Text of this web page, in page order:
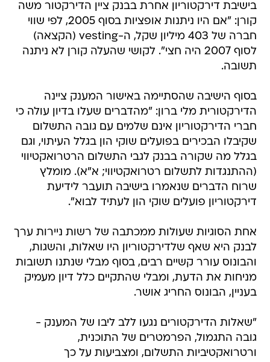
בישיבת דירקטוריון אחרת בבנק ציין הדירקטור משה
קורן: "אם היו ניתנות אופציות בסוף 2005, לפי שווי
חברה של 403 מיליון שקל, ה-vesting (הקצאה)
לסוף 2007 היה חצי". לקושי שהעלה קורן לא ניתנה
תשובה.
בסוף הישיבה שהסתיימה באישור המענק ציינה
הדירקטורית מלי ברון: "מהדברים שעלו בדיון עולה כי
חברי הדירקטוריון אינם שלמים עם גובה התשלום
שקיבלו הבכירים בפועלים שוקי הון בגלל העיתוי, וגם
בגלל מה שקורה בבנק לגבי התשלום הרטרואקטיווי
(ההתנגדות לתשלום רטרואקטיווי; א"א). מומלץ
שרוח הדברים שנאמרו בישיבה תועבר לידיעת
דירקטוריון פועלים שוקי הון לעתיד לבוא".
אחת הסוגיות שעולות ממכתבה של רשות ניירות ערך
לבנק היא שאף שלדירקטוריון היו שאלות, והשגות,
והבונוס עורר קשיים רבים, בסוף מבלי שנתנו תשובות
מניחות את הדעת, ומבלי שהתקיים כלל דיון מעמיק
בעניין, הבונוס החריג אושר.
"שאלות הדירקטורים נגעו ללב ליבו של המענק -
גובה התגמול, הפרמטרים של התוכנית,
ורטרואקטיביות התשלום, ומצביעות על כך